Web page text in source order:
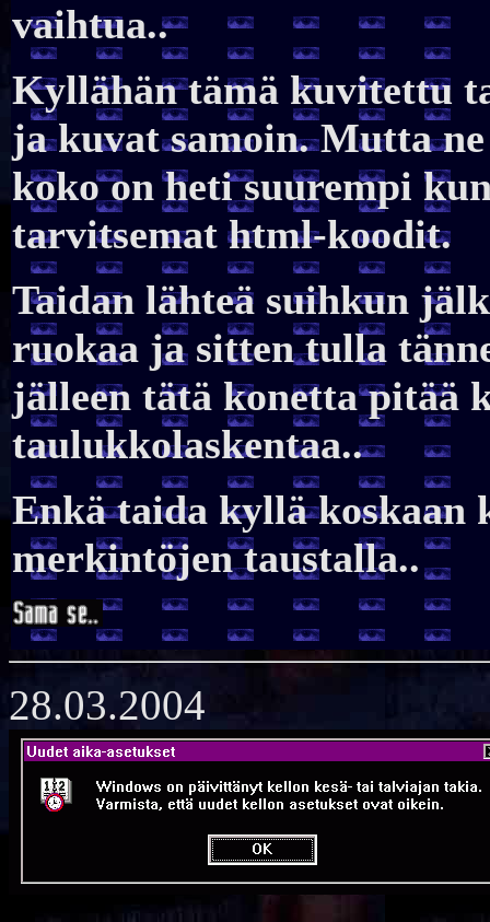
vaihtua..
Kyllähän tämä kuvitettu
ja kuvat samoin. Mutta
koko on heti suurempi
tarvitsemat html-koodit.
Taidan lähteä suihkun
ruokaa ja sitten tulla
jälleen tätä konetta pitää
taulukkolaskentaa..
Enkä taida kyllä koskaan
merkintöjen taustalla..
28.03.2004